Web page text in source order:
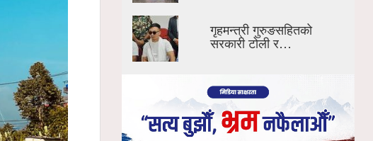
गृहमन्त्री गुरुङसहितको
सरकारी टोली र…